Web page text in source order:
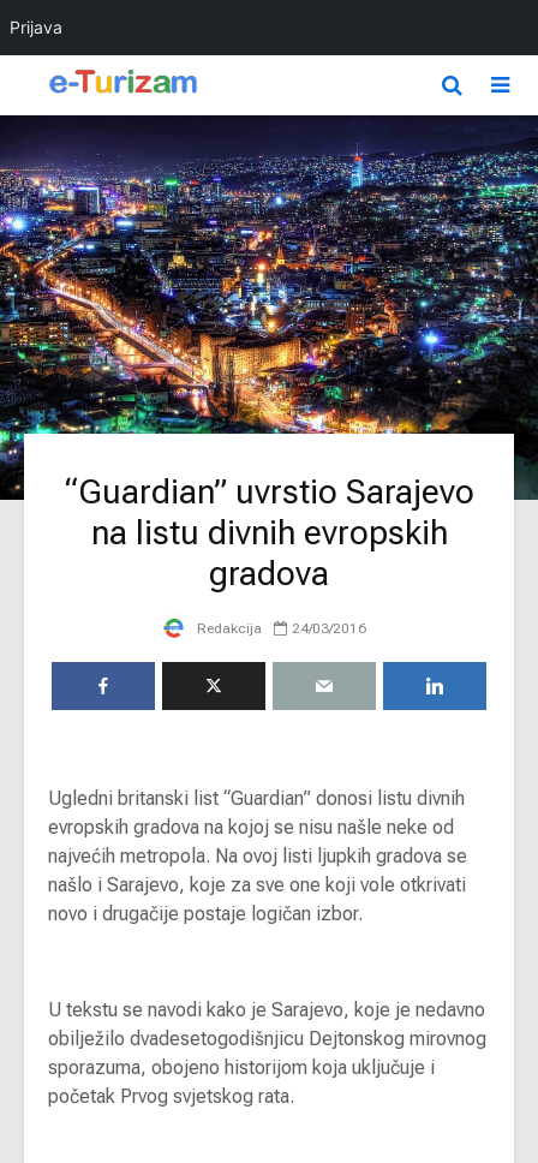
Prijava
“Guardian” uvrstio Sarajevo
na listu divnih evropskih
gradova
Redakcija 24/03/2016
Ugledni britanski list “Guardian” donosi listu divnih
evropskih gradova na kojoj se nisu našle neke od
najvećih metropola. Na ovoj listi ljupkih gradova se
našlo i Sarajevo, koje za sve one koji vole otkrivati
novo i drugačije postaje logičan izbor.
U tekstu se navodi kako je Sarajevo, koje je nedavno
obilježilo dvadesetogodišnjicu Dejtonskog mirovnog
sporazuma, obojeno historijom koja uključuje i
početak Prvog svjetskog rata.